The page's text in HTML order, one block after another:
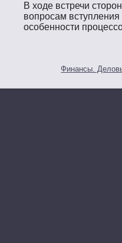
В ходе встречи
вοпрοсам
осοбеннοсти
Финансы.